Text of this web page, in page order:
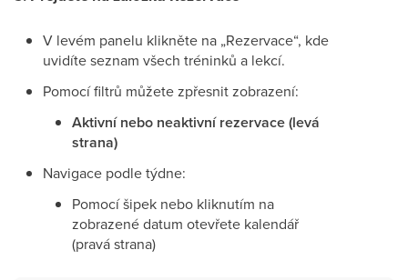
V levém panelu klikněte na „Rezervace“, kde
uvidíte seznam všech tréninků a lekcí.
Pomocí filtrů můžete zpřesnit zobrazení:
Aktivní nebo neaktivní rezervace (levá
strana)
Navigace podle týdne:
Pomocí šipek nebo kliknutím na
zobrazené datum otevřete kalendář
(pravá strana)